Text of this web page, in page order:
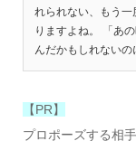
れられない、もう
りますよね。 「あ
んだかもしれない
【PR】
プロポーズする相